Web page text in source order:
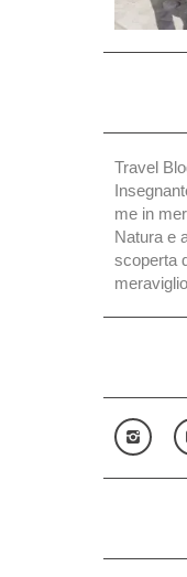
Travel
me in
Natura e
scoperta